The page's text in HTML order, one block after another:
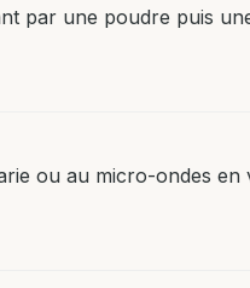
par une poudre puis
ou au micro-ondes en